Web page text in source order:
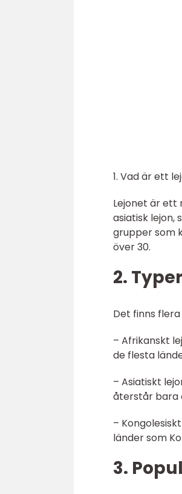
1. Vad är ett
Lejonet är ett
asiatisk lejon,
grupper som
över 30.
2.
Det finns
– Afrikanskt
de flesta
– Asiatiskt
återstår bara
–
länder som
3.